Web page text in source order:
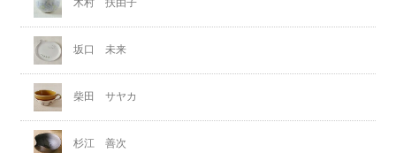
木村 扶由子
坂口 未来
柴田 サヤカ
杉江 善次